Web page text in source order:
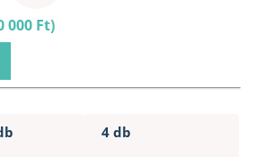
000 Ft)
4 db